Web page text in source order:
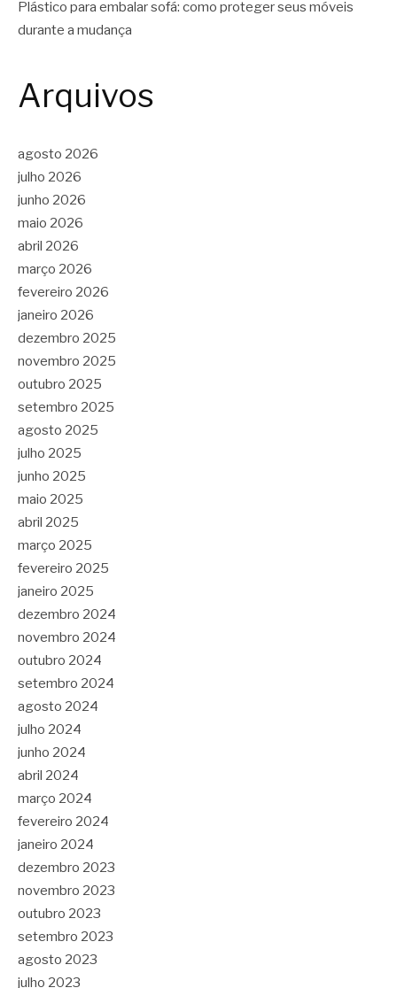
Plástico para embalar sofá: como proteger seus móveis
durante a mudança
Arquivos
agosto 2026
julho 2026
junho 2026
maio 2026
abril 2026
março 2026
fevereiro 2026
janeiro 2026
dezembro 2025
novembro 2025
outubro 2025
setembro 2025
agosto 2025
julho 2025
junho 2025
maio 2025
abril 2025
março 2025
fevereiro 2025
janeiro 2025
dezembro 2024
novembro 2024
outubro 2024
setembro 2024
agosto 2024
julho 2024
junho 2024
abril 2024
março 2024
fevereiro 2024
janeiro 2024
dezembro 2023
novembro 2023
outubro 2023
setembro 2023
agosto 2023
julho 2023